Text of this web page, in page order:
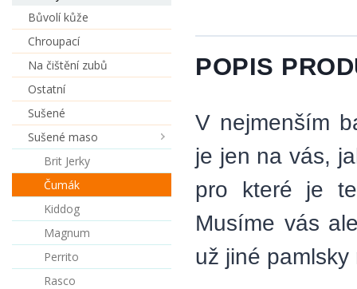
Bůvolí kůže
Chroupací
Na čištění zubů
Ostatní
Sušené
Sušené maso
Brit Jerky
Čumák
Kiddog
Magnum
Perrito
Rasco
POPIS
V nejmenším
je jen na vás,
pro které je
Musíme vás
už jiné